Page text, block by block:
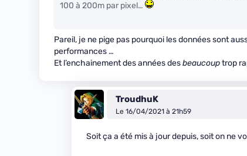
100 à 200m par pixel…
Pareil, je ne pige pas pourquoi les données sont
performances …
Et l’enchainement des années desbeaucouptrop
TroudhuK
Le 16/04/2021 à 21h59
Soit ça a été mis à jour depuis, soit on ne